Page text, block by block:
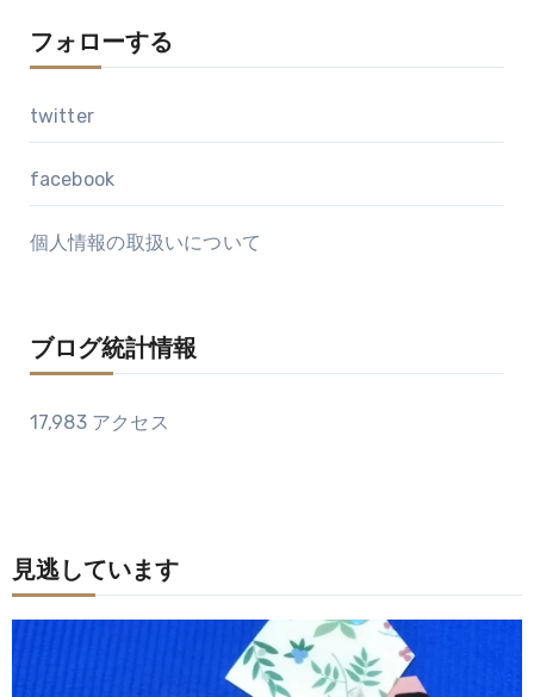
フォローする
twitter
facebook
個人情報の取扱いについて
ブログ統計情報
17,983 アクセス
見逃しています